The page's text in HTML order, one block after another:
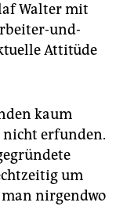
Walter mit
und-
Attitüde
kaum
nicht erfunden.
um
nirgendwo